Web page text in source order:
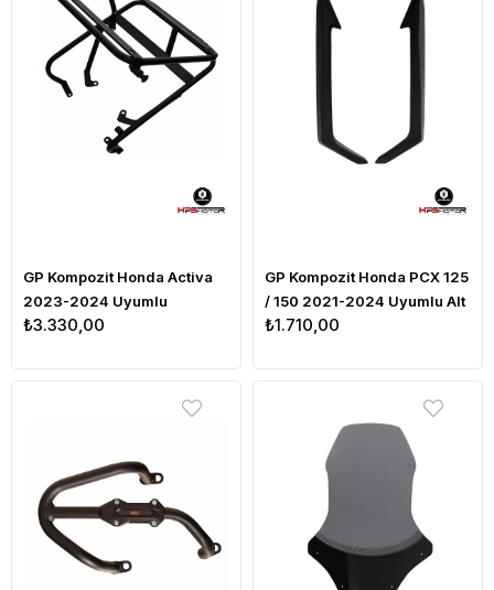
GP Kompozit Honda Activa
2023-2024 Uyumlu
Damperli Arka Çanta Demiri
₺3.330,00
GP Kompozit Honda PCX 125
/ 150 2021-2024 Uyumlu Alt
Bacak Koruma Siyah
₺1.710,00